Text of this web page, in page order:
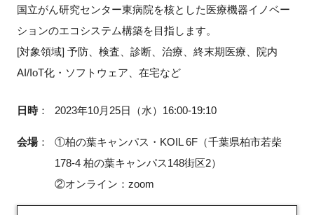
LINK-Jを知る
特別会員
施設・アクセス
イベントお知らせメール登録
国立がん研究センター東病院を核とした医療機器イノベー
ションのエコシステム構築を目指します。
[対象領域] 予防、検査、診断、治療、終末期医療、院内
AI/IoT化・ソフトウェア、在宅など
日時： 2023年10月25日（水）16:00-19:10
会場：
①柏の葉キャンパス・KOIL 6F（千葉県柏市若柴
178-4 柏の葉キャンパス148街区2）
②オンライン：zoom